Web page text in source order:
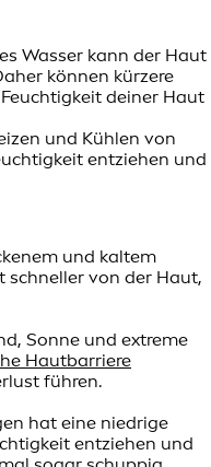
Wasser kann der Haut
können kürzere
deiner Haut
und Kühlen von
entziehen und
und kaltem
schneller von der Haut,
Sonne und extreme
Hautbarriere
führen.
hat eine niedrige
entziehen und